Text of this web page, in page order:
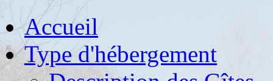
Accueil
Type d'hébergement